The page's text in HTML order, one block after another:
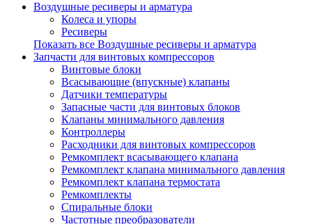
Воздушные ресиверы и арматура
Колеса и упоры
Ресиверы
Показать все Воздушные ресиверы и арматура
Запчасти для винтовых компрессоров
Винтовые блоки
Всасывающие (впускные) клапаны
Датчики температуры
Запасные части для винтовых блоков
Клапаны минимального давления
Контроллеры
Расходники для винтовых компрессоров
Ремкомплект всасывающего клапана
Ремкомплект клапана минимального давления
Ремкомплект клапана термостата
Ремкомплекты
Спиральные блоки
Частотные преобразователи